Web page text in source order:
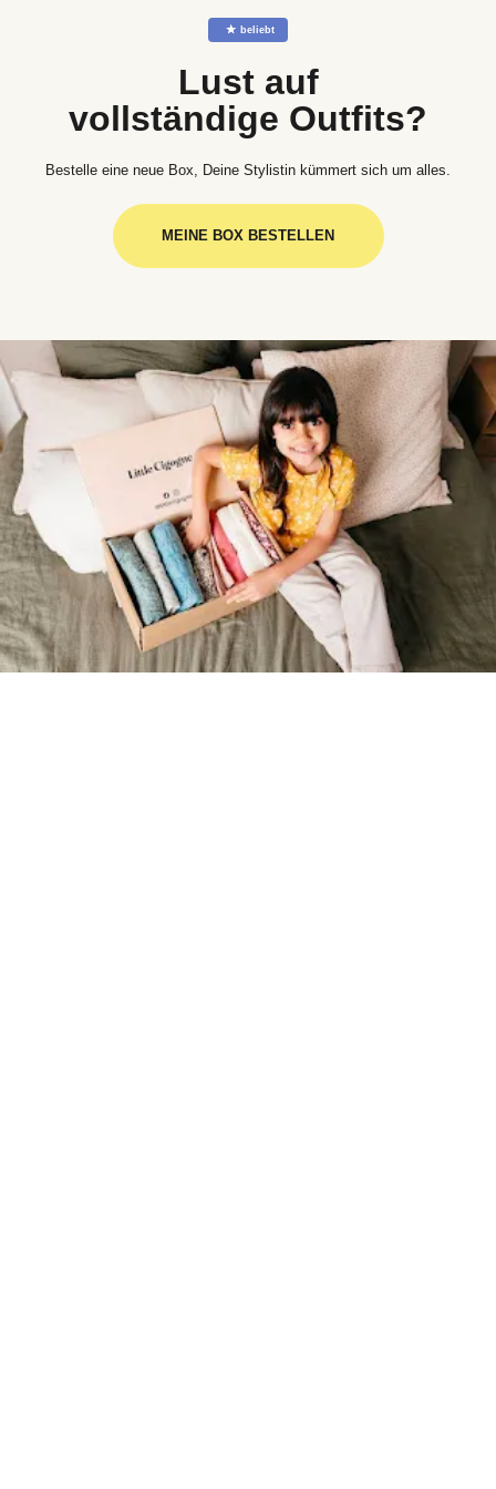
☆ beliebt
Lust auf
vollständige Outfits?
Bestelle eine neue Box, Deine Stylistin kümmert sich um alles.
MEINE BOX BESTELLEN